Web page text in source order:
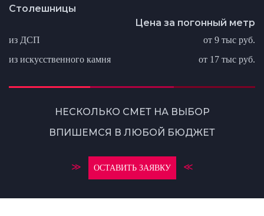
Столешницы
Цена за погонный метр
из ДСП
от 9 тыс руб.
из искусственного камня
от 17 тыс руб.
НЕСКОЛЬКО СМЕТ НА ВЫБОР
ВПИШЕМСЯ В ЛЮБОЙ БЮДЖЕТ
≫ ОСТАВИТЬ ЗАЯВКУ ≪